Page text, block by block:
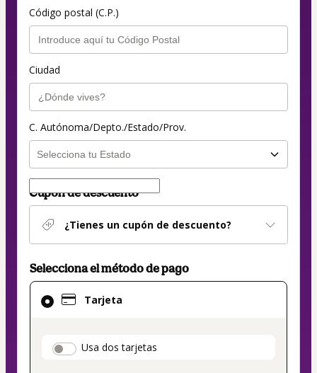
Código postal (C.P.)
Ciudad
C. Autónoma/Depto./Estado/Prov.
Cupón de descuento
¿Tienes un cupón de descuento?
Selecciona el método de pago
Tarjeta
payment_data.section_title_v2
Usa dos tarjetas
El
método
seleccionado